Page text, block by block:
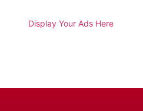
Display Your Ads Here